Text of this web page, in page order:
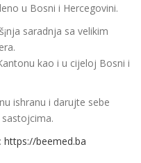
u Bosni i Hercegovini.
saradnja sa velikim
kao i u cijeloj Bosni i
ishranu i darujte sebe
https://beemed.ba